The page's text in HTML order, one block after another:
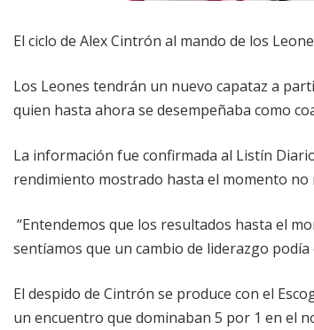
El ciclo de Alex Cintrón al mando de los
Los Leones tendrán un nuevo capataz a
quien hasta ahora se desempeñaba como
La información fue confirmada al Listín
rendimiento mostrado hasta el momento
“Entendemos que los resultados hasta el
sentíamos que un cambio de liderazgo
El despido de Cintrón se produce con el
un encuentro que dominaban 5 por 1 en el